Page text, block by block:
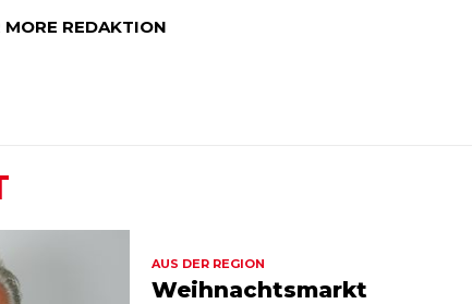
MORE REDAKTION
AUS DER REGION
Weihnachtsmarkt